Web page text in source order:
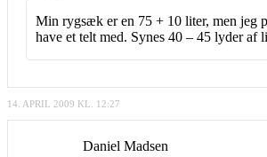
Min rygsæk er en 75 + 10 liter, men jeg
have et telt med. Synes 40 – 45 lyder af
14. APRIL 2009 KL. 12:27
Daniel Madsen